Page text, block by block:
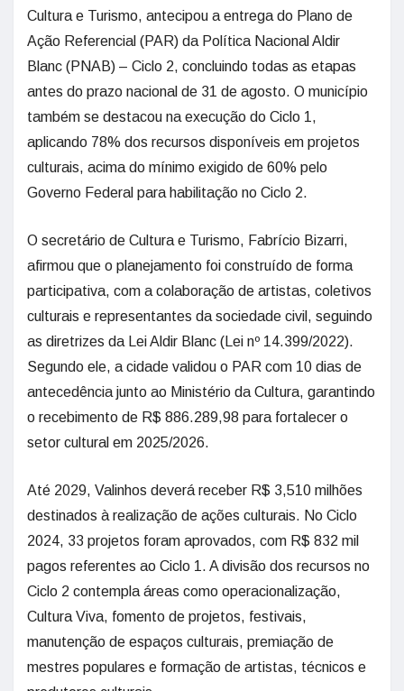
Cultura e Turismo, antecipou a entrega do Plano de
Ação Referencial (PAR) da Política Nacional Aldir
Blanc (PNAB) – Ciclo 2, concluindo todas as etapas
antes do prazo nacional de 31 de agosto. O município
também se destacou na execução do Ciclo 1,
aplicando 78% dos recursos disponíveis em projetos
culturais, acima do mínimo exigido de 60% pelo
Governo Federal para habilitação no Ciclo 2.
O secretário de Cultura e Turismo, Fabrício Bizarri,
afirmou que o planejamento foi construído de forma
participativa, com a colaboração de artistas, coletivos
culturais e representantes da sociedade civil, seguindo
as diretrizes da Lei Aldir Blanc (Lei nº 14.399/2022).
Segundo ele, a cidade validou o PAR com 10 dias de
antecedência junto ao Ministério da Cultura, garantindo
o recebimento de R$ 886.289,98 para fortalecer o
setor cultural em 2025/2026.
Até 2029, Valinhos deverá receber R$ 3,510 milhões
destinados à realização de ações culturais. No Ciclo
2024, 33 projetos foram aprovados, com R$ 832 mil
pagos referentes ao Ciclo 1. A divisão dos recursos no
Ciclo 2 contempla áreas como operacionalização,
Cultura Viva, fomento de projetos, festivais,
manutenção de espaços culturais, premiação de
mestres populares e formação de artistas, técnicos e